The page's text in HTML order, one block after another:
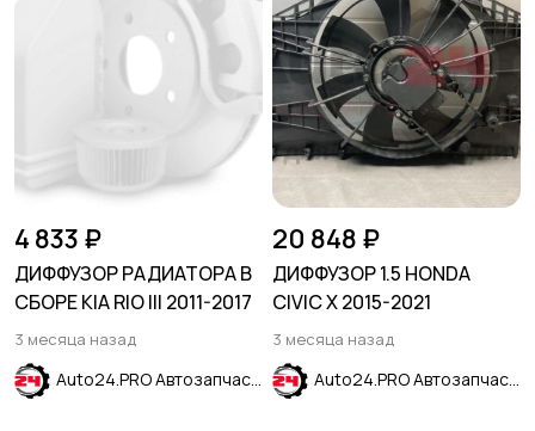
4 833 ₽
ДИФФУЗОР РАДИАТОРА В
СБОРЕ KIA RIO III 2011-2017
3 месяца назад
Auto24.PRO Автозапчасти
20 848 ₽
ДИФФУЗОР 1.5 HONDA
CIVIC X 2015-2021
3 месяца назад
Auto24.PRO Автозапчасти